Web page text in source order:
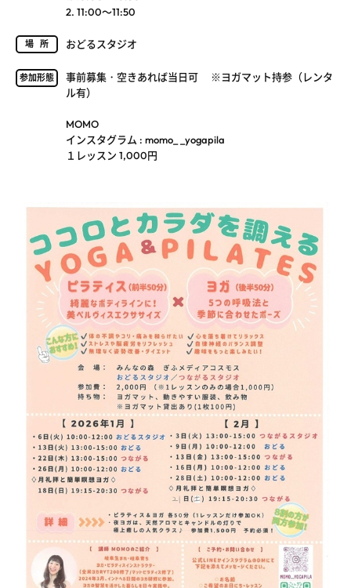
2. 11:00～11:50
場所 おどるスタジオ
参加形態
事前募集・空きあれば当日可 ※ヨガマット持参（レンタ
ル有）
MOMO
インスタグラム : momo_ _yogapila
１レッスン 1,000円